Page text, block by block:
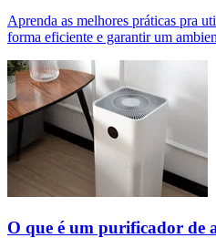
Aprenda as melhores práticas pra
forma eficiente e garantir um
O que é um purificador de